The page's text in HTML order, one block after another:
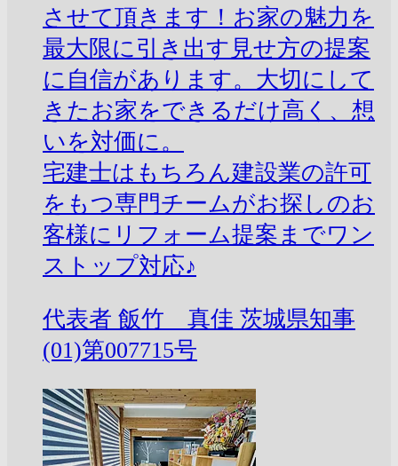
させて頂きます！お家の魅力を
最大限に引き出す見せ方の提案
に自信があります。大切にして
きたお家をできるだけ高く、想
いを対価に。
宅建士はもちろん建設業の許可
をもつ専門チームがお探しのお
客様にリフォーム提案までワン
ストップ対応♪
代表者 飯竹 真佳 茨城県知事
(01)第007715号